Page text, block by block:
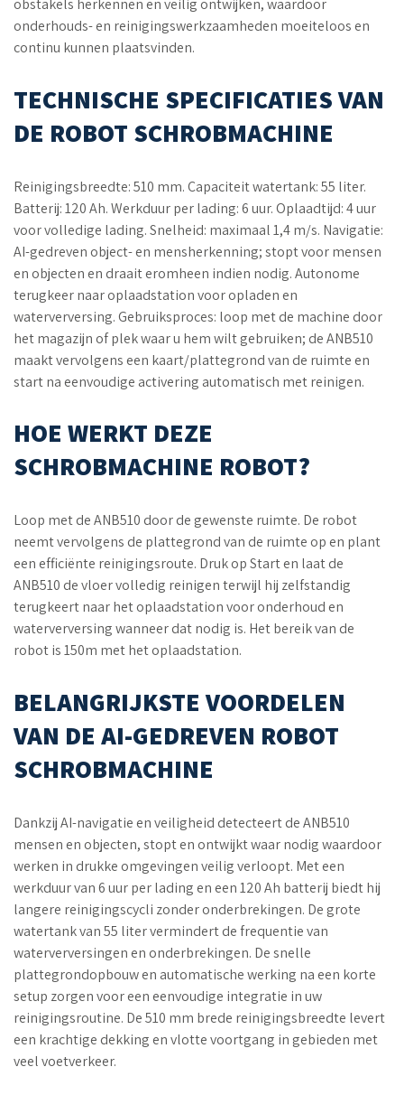
obstakels herkennen en veilig ontwijken, waardoor
onderhouds- en reinigingswerkzaamheden moeiteloos en
continu kunnen plaatsvinden.
TECHNISCHE SPECIFICATIES VAN
DE ROBOT SCHROBMACHINE
Reinigingsbreedte: 510 mm. Capaciteit watertank: 55 liter.
Batterij: 120 Ah. Werkduur per lading: 6 uur. Oplaadtijd: 4 uur
voor volledige lading. Snelheid: maximaal 1,4 m/s. Navigatie:
AI-gedreven object- en mensherkenning; stopt voor mensen
en objecten en draait eromheen indien nodig. Autonome
terugkeer naar oplaadstation voor opladen en
waterverversing. Gebruiksproces: loop met de machine door
het magazijn of plek waar u hem wilt gebruiken; de ANB510
maakt vervolgens een kaart/plattegrond van de ruimte en
start na eenvoudige activering automatisch met reinigen.
HOE WERKT DEZE
SCHROBMACHINE ROBOT?
Loop met de ANB510 door de gewenste ruimte. De robot
neemt vervolgens de plattegrond van de ruimte op en plant
een efficiënte reinigingsroute. Druk op Start en laat de
ANB510 de vloer volledig reinigen terwijl hij zelfstandig
terugkeert naar het oplaadstation voor onderhoud en
waterverversing wanneer dat nodig is. Het bereik van de
robot is 150m met het oplaadstation.
BELANGRIJKSTE VOORDELEN
VAN DE AI-GEDREVEN ROBOT
SCHROBMACHINE
Dankzij AI-navigatie en veiligheid detecteert de ANB510
mensen en objecten, stopt en ontwijkt waar nodig waardoor
werken in drukke omgevingen veilig verloopt. Met een
werkduur van 6 uur per lading en een 120 Ah batterij biedt hij
langere reinigingscycli zonder onderbrekingen. De grote
watertank van 55 liter vermindert de frequentie van
waterverversingen en onderbrekingen. De snelle
plattegrondopbouw en automatische werking na een korte
setup zorgen voor een eenvoudige integratie in uw
reinigingsroutine. De 510 mm brede reinigingsbreedte levert
een krachtige dekking en vlotte voortgang in gebieden met
veel voetverkeer.